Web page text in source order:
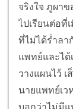
จริงใจ ภูผา
ไปเรียนต่อที่
ที่ไม่ได้ร่ำลา
แพทย์และไ
วางแผนไว้
นายแพทย์เว